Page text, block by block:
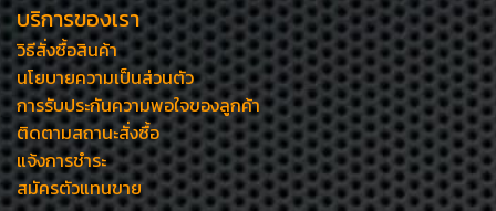
บริการของเรา
วิธีสั่งซื้อสินค้า
นโยบายความเป็นส่วนตัว
การรับประกันความพอใจของลูกค้า
ติดตามสถานะสั่งซื้อ
แจ้งการชำระ
สมัครตัวแทนขาย